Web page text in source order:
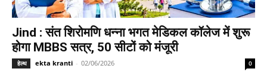
Jind : संत शिरोमणि धन्ना भगत मेडिकल कॉलेज में शुरू
होगा MBBS सत्र, 50 सीटों को मंजूरी
हेल्थ ekta kranti - 02/06/2026 0